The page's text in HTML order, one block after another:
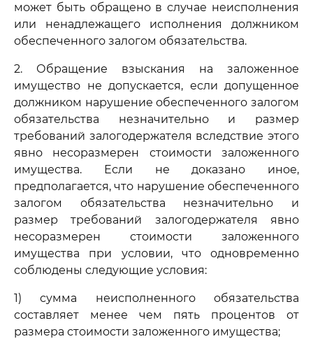
может быть обращено в случае неисполнения
или ненадлежащего исполнения должником
обеспеченного залогом обязательства.
2. Обращение взыскания на заложенное
имущество не допускается, если допущенное
должником нарушение обеспеченного залогом
обязательства незначительно и размер
требований залогодержателя вследствие этого
явно несоразмерен стоимости заложенного
имущества. Если не доказано иное,
предполагается, что нарушение обеспеченного
залогом обязательства незначительно и
размер требований залогодержателя явно
несоразмерен стоимости заложенного
имущества при условии, что одновременно
соблюдены следующие условия:
1) сумма неисполненного обязательства
составляет менее чем пять процентов от
размера стоимости заложенного имущества;